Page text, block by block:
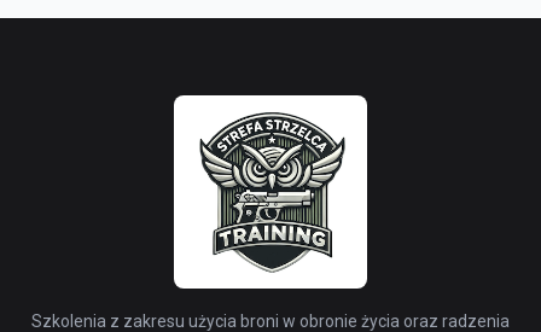
Szkolenia z zakresu użycia broni w obronie życia oraz radzenia